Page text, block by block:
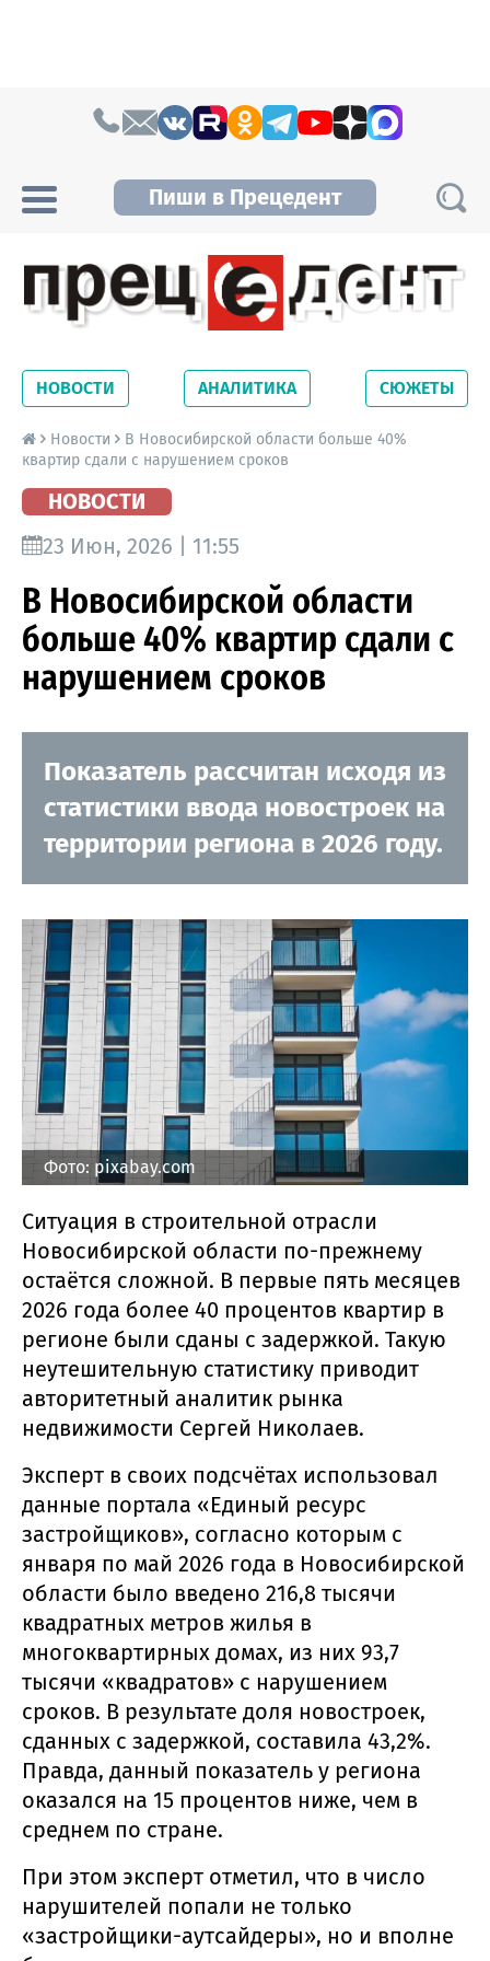
Пиши в Прецедент
Новосибирской области. Читайте свежие
новости на сайте сетевого издания
Precedent.
НОВОСТИ АНАЛИТИКА СЮЖЕТЫ
Новости
В Новосибирской области больше 40%
квартир сдали с нарушением сроков
НОВОСТИ
23 Июн, 2026 | 11:55
В Новосибирской области
больше 40% квартир сдали с
нарушением сроков
Показатель рассчитан исходя из
статистики ввода новостроек на
территории региона в 2026 году.
Фото: pixabay.com
Ситуация в строительной отрасли
Новосибирской области по-прежнему
остаётся сложной. В первые пять месяцев
2026 года более 40 процентов квартир в
регионе были сданы с задержкой. Такую
неутешительную статистику приводит
авторитетный аналитик рынка
недвижимости Сергей Николаев.
Эксперт в своих подсчётах использовал
данные портала «Единый ресурс
застройщиков», согласно которым с
января по май 2026 года в Новосибирской
области было введено 216,8 тысячи
квадратных метров жилья в
многоквартирных домах, из них 93,7
тысячи «квадратов» с нарушением
сроков. В результате доля новостроек,
сданных с задержкой, составила 43,2%.
Правда, данный показатель у региона
оказался на 15 процентов ниже, чем в
среднем по стране.
При этом эксперт отметил, что в число
нарушителей попали не только
«застройщики-аутсайдеры», но и вполне